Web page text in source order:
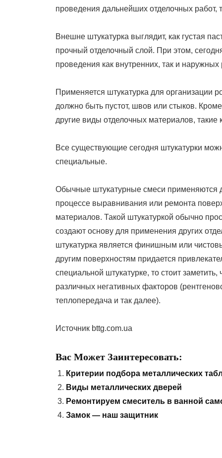
проведения дальнейших отделочных работ,
Внешне штукатурка выглядит, как густая
прочный отделочный слой. При этом,
проведения как внутренних, так и наружных
Применяется штукатурка для организации
должно быть пустот, швов или стыков.
другие виды отделочных материалов, такие
Все существующие сегодня штукатурки
специальные.
Обычные штукатурные смеси применяются
процессе выравнивания или ремонта
материалов. Такой штукатуркой обычно
создают основу для применения других
штукатурка является финишным или
другим поверхностям придается
специальной штукатурке, то стоит
различных негативных факторов
теплопередача и так далее).
Источник bttg.com.ua
Вас Может Заинтересовать:
Критерии подбора металлических
Виды металлических дверей
Ремонтируем смеситель в ванной
Замок — наш защитник